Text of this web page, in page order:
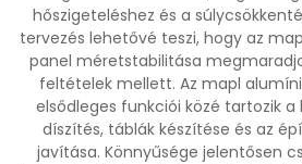
hőszigeteléshez és a
tervezés lehetővé teszi, hogy az
panel méretstabilitása
feltételek mellett. Az mapl
elsődleges funkciói közé tartozik a
díszítés, táblák készítése és az
javítása. Könnyűsége jelentősen